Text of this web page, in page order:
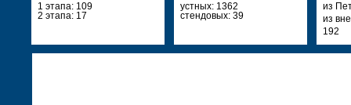
1 этапа: 109
2 этапа: 17
устных: 1362
стендовых: 39
из
из
192